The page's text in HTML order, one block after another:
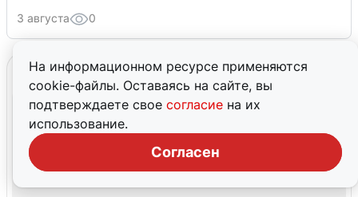
На информационном ресурсе применяются
cookie-файлы. Оставаясь на сайте, вы
подтверждаете свое согласие на их
использование.
Согласен
3 августа 0